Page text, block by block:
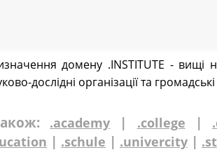
домену .INSTITUTE - вищі
дослідні організації та
.academy | .college |
| .schule | .univercity |